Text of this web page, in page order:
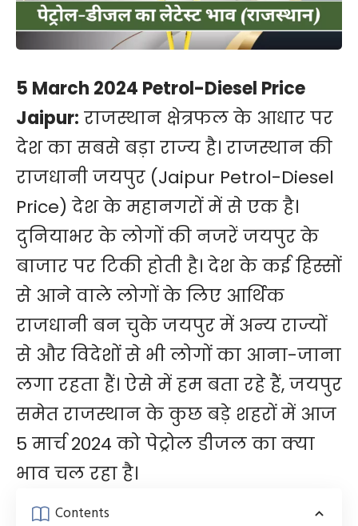
5 March 2024 Petrol-Diesel Price
Jaipur: राजस्थान क्षेत्रफल के आधार पर
देश का सबसे बड़ा राज्य है। राजस्थान की
राजधानी जयपुर (Jaipur Petrol-Diesel
Price) देश के महानगरों में से एक है।
दुनियाभर के लोगों की नजरें जयपुर के
बाजार पर टिकी होती है। देश के कई हिस्सों
से आने वाले लोगों के लिए आर्थिक
राजधानी बन चुके जयपुर में अन्य राज्यों
से और विदेशों से भी लोगों का आना-जाना
लगा रहता हैं। ऐसे में हम बता रहे हैं, जयपुर
समेत राजस्थान के कुछ बड़े शहरों में आज
5 मार्च 2024 को पेट्रोल डीजल का क्या
भाव चल रहा है।
Contents